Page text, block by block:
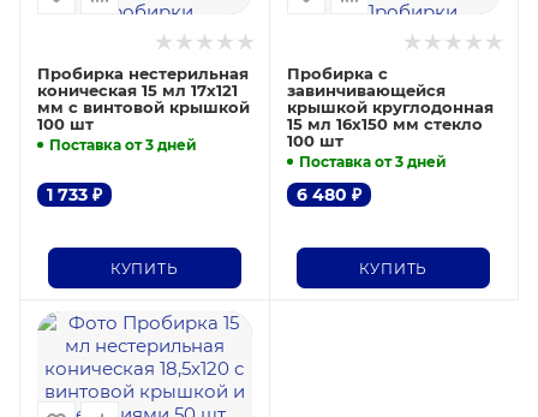
Пробирка нестерильная
коническая 15 мл 17х121
мм с винтовой крышкой
100 шт
Поставка от 3 дней
1 733 ₽
КУПИТЬ
Пробирка с
завинчивающейся
крышкой круглодонная
15 мл 16х150 мм стекло
100 шт
Поставка от 3 дней
6 480 ₽
КУПИТЬ